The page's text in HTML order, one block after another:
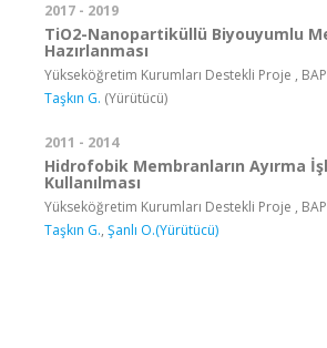
2017 - 2019
TiO2-Nanopartiküllü Biyouyumlu
Hazırlanması
Yükseköğretim Kurumları Destekli Proje ,
Taşkın G. (Yürütücü)
2011 - 2014
Hidrofobik Membranların Ayırma
Kullanılması
Yükseköğretim Kurumları Destekli Proje ,
Taşkın G., Şanlı O.(Yürütücü)